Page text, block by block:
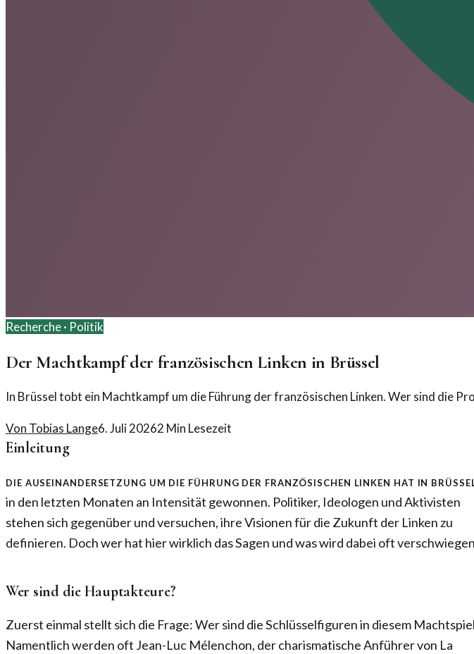
Recherche · Politik
Der Machtkampf der französischen Linken in Brüssel
In Brüssel tobt ein Machtkampf um die Führung der französischen Linken. Wer sind die
Von Tobias Lange6. Juli 20262 Min Lesezeit
Einleitung
Die Auseinandersetzung um die Führung der französischen Linken hat in
in den letzten Monaten an Intensität gewonnen. Politiker, Ideologen und Aktivisten
stehen sich gegenüber und versuchen, ihre Visionen für die Zukunft der Linken zu
definieren. Doch wer hat hier wirklich das Sagen und was wird dabei oft
Wer sind die Hauptakteure?
Zuerst einmal stellt sich die Frage: Wer sind die Schlüsselfiguren in diesem
Namentlich werden oft Jean-Luc Mélenchon, der charismatische Anführer von La